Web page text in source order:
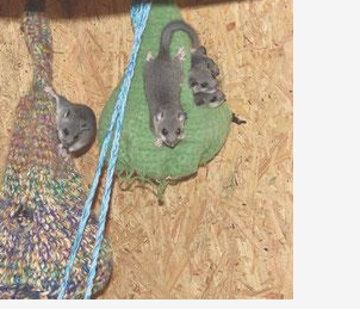
ÜBERWEISUNG
Tierpatenschaft